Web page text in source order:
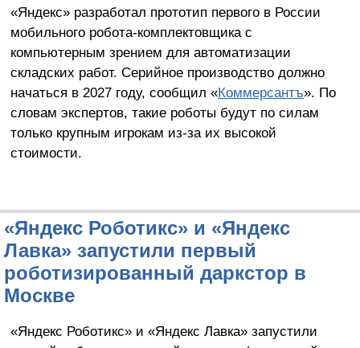
«Яндекс» разработал прототип первого в России
мобильного робота-комплектовщика с
компьютерным зрением для автоматизации
складских работ. Серийное производство должно
начаться в 2027 году, сообщил «Коммерсантъ». По
словам экспертов, такие роботы будут по силам
только крупным игрокам из-за их высокой
стоимости.
«Яндекс Роботикс» и «Яндекс
Лавка» запустили первый
роботизированный даркстор в
Москве
«Яндекс Роботикс» и «Яндекс Лавка» запустили